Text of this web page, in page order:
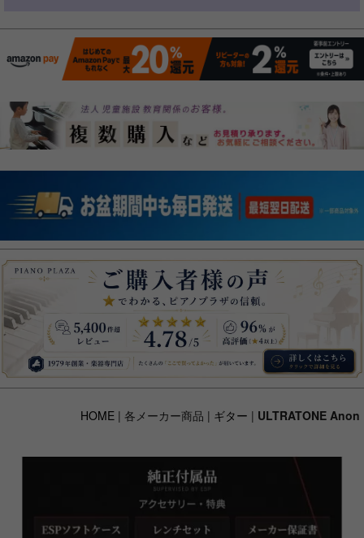
KORG コルグ
ドラムアクセサリー
HOME | 各メーカー商品 | ギター | ULTRATONE Anon